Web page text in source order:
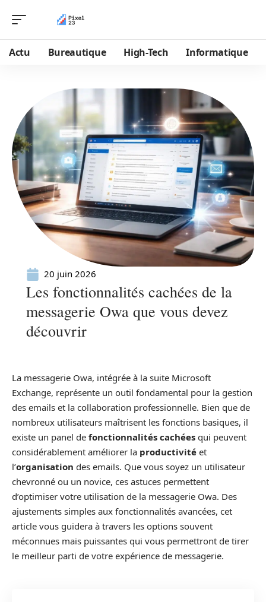
Actu Bureautique High-Tech Informatique
20 juin 2026
Les fonctionnalités cachées de la
messagerie Owa que vous devez
découvrir
La messagerie Owa, intégrée à la suite Microsoft
Exchange, représente un outil fondamental pour la gestion
des emails et la collaboration professionnelle. Bien que de
nombreux utilisateurs maîtrisent les fonctions basiques, il
existe un panel de fonctionnalités cachées qui peuvent
considérablement améliorer la productivité et
l’organisation des emails. Que vous soyez un utilisateur
chevronné ou un novice, ces astuces permettent
d’optimiser votre utilisation de la messagerie Owa. Des
ajustements simples aux fonctionnalités avancées, cet
article vous guidera à travers les options souvent
méconnues mais puissantes qui vous permettront de tirer
le meilleur parti de votre expérience de messagerie.